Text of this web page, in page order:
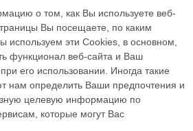
о том, как Вы используете веб-
Вы посещаете, по каким
используем эти Cookies, в основном,
функционал веб-сайта и Ваш
его использовании. Иногда такие
нам определить Ваши предпочтения и
целевую информацию по
которые могут Вас